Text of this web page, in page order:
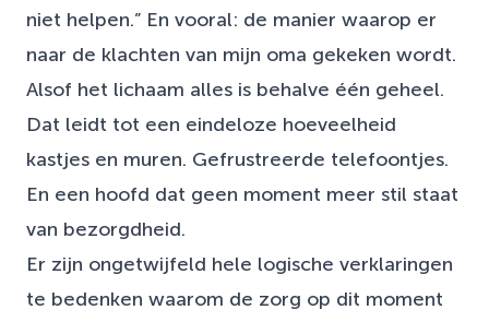
niet helpen.” En vooral: de manier waarop er
naar de klachten van mijn oma gekeken wordt.
Alsof het lichaam alles is behalve één geheel.
Dat leidt tot een eindeloze hoeveelheid
kastjes en muren. Gefrustreerde telefoontjes.
En een hoofd dat geen moment meer stil staat
van bezorgdheid.
Er zijn ongetwijfeld hele logische verklaringen
te bedenken waarom de zorg op dit moment